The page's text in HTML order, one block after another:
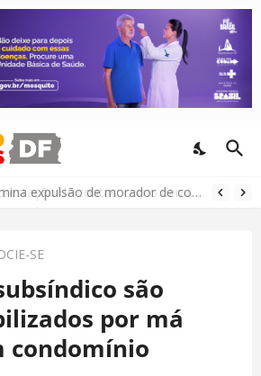
Justiça do DF determina expulsão de morador de condomínio por comportamento antissocial
SE
são
por má
condomínio